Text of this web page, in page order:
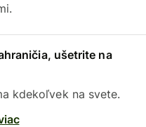
ušetrite na
kdekoľvek na svete.